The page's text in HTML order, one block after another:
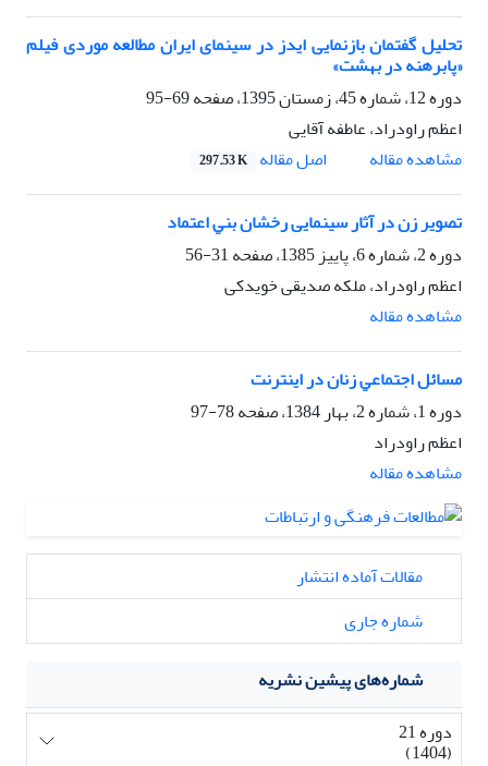
تحلیل گفتمان بازنمایی ایدز در سینمای ایران مطالعه موردی فیلم
«پابرهنه در بهشت»
دوره 12، شماره 45، زمستان 1395، صفحه
69-95
اعظم راودراد، عاطفه آقایی
مشاهده مقاله
اصل مقاله 297.53 K
ﺗﺼﻮﻳﺮ زن در آﺛﺎر سینمایی رﺧﺸﺎن ﺑﻨﻲ اﻋﺘﻤﺎد
دوره 2، شماره 6، پاییز 1385، صفحه
31-56
اعظم راودراد، ملکه صدیقی خویدکی
مشاهده مقاله
ﻣﺴﺎﺋﻞ اﺟﺘﻤﺎﻋﻲ زﻧﺎن در اﻳﻨﺘﺮﻧﺖ
دوره 1، شماره 2، بهار 1384، صفحه
78-97
اعظم راودراد
مشاهده مقاله
مقالات آماده انتشار
شماره جاری
شماره‌های پیشین نشریه
دوره 21
(1404)